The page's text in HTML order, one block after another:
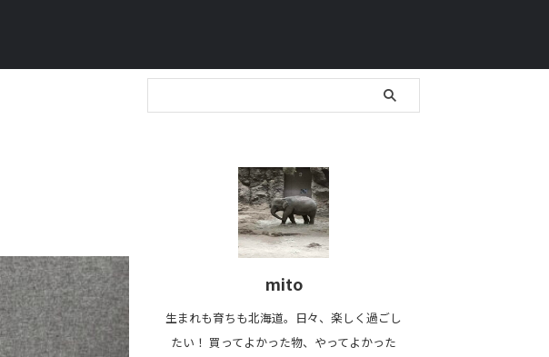
mito
生まれも育ちも北海道。日々、楽しく過ごし
たい！ 買ってよかった物、やってよかった